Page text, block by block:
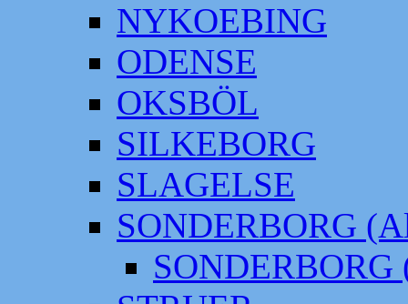
NYKOEBING
ODENSE
OKSBÖL
SILKEBORG
SLAGELSE
SONDERBORG
SONDERBORG